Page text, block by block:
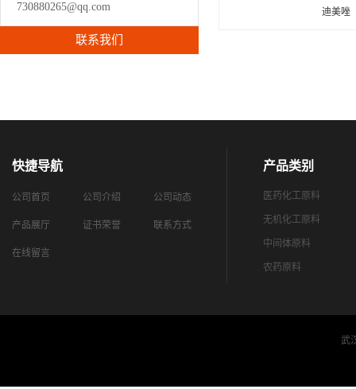
730880265@qq.com
联系我们
迪美唑
快捷导航
公司首页 公司介绍 公司动态
产品展厅 证书荣誉 联系方式
在线留言
产品类别
医药化工原料
无机化工原料
中间体原料
农药原料
武